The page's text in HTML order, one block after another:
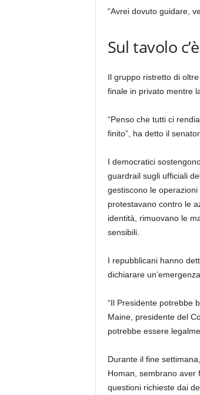
“Avrei dovuto guidare,
Sul tavolo
Il gruppo ristretto di
finale in privato mentre
“Penso che tutti ci
finito”, ha detto il
I democratici
guardrail sugli ufficiali
gestiscono le
protestavano contro le
identità, rimuovano le
sensibili.
I repubblicani hanno
dichiarare
“Il Presidente potrebbe
Maine, presidente del
potrebbe essere
Durante il fine
Homan, sembrano aver
questioni richieste dai